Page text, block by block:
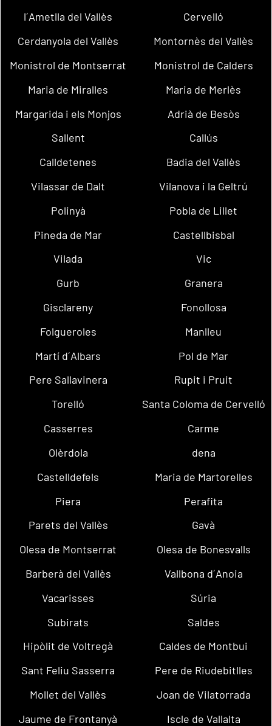
l´Ametlla del Vallès
Cervelló
Cerdanyola del Vallès
Montornès del Vallès
Monistrol de Montserrat
Monistrol de Calders
Maria de Miralles
Maria de Merlès
Margarida i els Monjos
Adrià de Besòs
Sallent
Callús
Calldetenes
Badia del Vallès
Vilassar de Dalt
Vilanova i la Geltrú
Polinyà
Pobla de Lillet
Pineda de Mar
Castellbisbal
Vilada
Vic
Gurb
Granera
Gisclareny
Fonollosa
Folgueroles
Manlleu
Martí d´Albars
Pol de Mar
Pere Sallavinera
Rupit i Pruit
Torelló
Santa Coloma de Cervelló
Casserres
Carme
Olèrdola
dena
Castelldefels
Maria de Martorelles
Piera
Perafita
Parets del Vallès
Gavà
Olesa de Montserrat
Olesa de Bonesvalls
Barberà del Vallès
Vallbona d´Anoia
Vacarisses
Súria
Subirats
Saldes
Hipòlit de Voltregà
Caldes de Montbui
Sant Feliu Sasserra
Pere de Riudebitlles
Mollet del Vallès
Joan de Vilatorrada
Jaume de Frontanyà
Iscle de Vallalta